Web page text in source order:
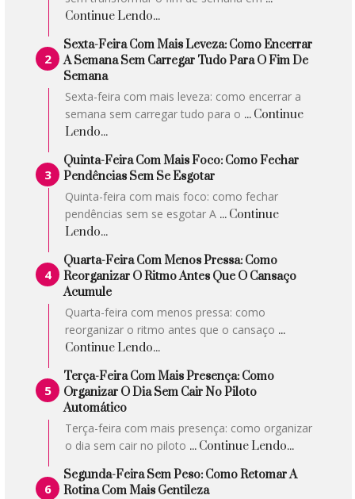
Continue Lendo...
Sexta-Feira Com Mais Leveza: Como Encerrar
A Semana Sem Carregar Tudo Para O Fim De
Semana
Sexta-feira com mais leveza: como encerrar a
semana sem carregar tudo para o ... Continue
Lendo...
Quinta-Feira Com Mais Foco: Como Fechar
Pendências Sem Se Esgotar
Quinta-feira com mais foco: como fechar
pendências sem se esgotar A ... Continue
Lendo...
Quarta-Feira Com Menos Pressa: Como
Reorganizar O Ritmo Antes Que O Cansaço
Acumule
Quarta-feira com menos pressa: como
reorganizar o ritmo antes que o cansaço ...
Continue Lendo...
Terça-Feira Com Mais Presença: Como
Organizar O Dia Sem Cair No Piloto
Automático
Terça-feira com mais presença: como organizar
o dia sem cair no piloto ... Continue Lendo...
Segunda-Feira Sem Peso: Como Retomar A
Rotina Com Mais Gentileza